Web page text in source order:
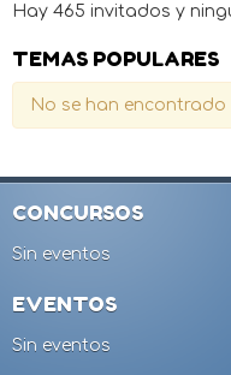
Hay 465 invitados y
TEMAS POPULARES
No se han encontrado
CONCURSOS
Sin eventos
EVENTOS
Sin eventos